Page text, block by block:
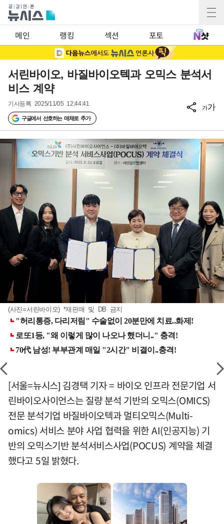
메인 랭킹 섹션 포토
서린바이오, 바질바이오텍과 오믹스 분석서
비스 계약
기사등록 2025/11/05 12:44:41
구글에서 선호하는 매체로 추가
가가
(사진=서린바이오) *재판매 및 DB 금지
[서울=뉴시스] 김경택 기자 = 바이오 인프라 전문기업 서
린바이오사이언스는 질량 분석 기반의 오믹스(OMICS)
전문 분석기업 바질바이오텍과 멀티오믹스(Multi-
omics) 서비스 분야 사업 협력을 위한 AI(인공지능) 기
반의 오믹스기반 분석서비스사업(POCUS) 계약을 체결
했다고 5일 밝혔다.